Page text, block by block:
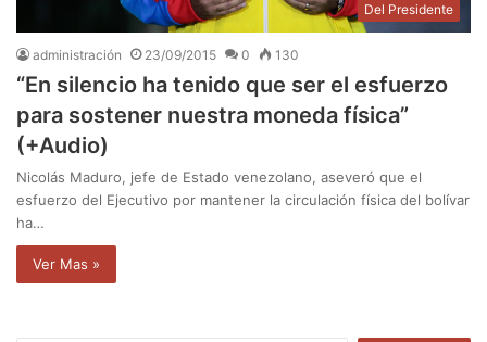
Del Presidente
administración 23/09/2015 0 130
“En silencio ha tenido que ser el esfuerzo
para sostener nuestra moneda física”
(+Audio)
Nicolás Maduro, jefe de Estado venezolano, aseveró que el
esfuerzo del Ejecutivo por mantener la circulación física del bolívar
ha…
Ver Mas »